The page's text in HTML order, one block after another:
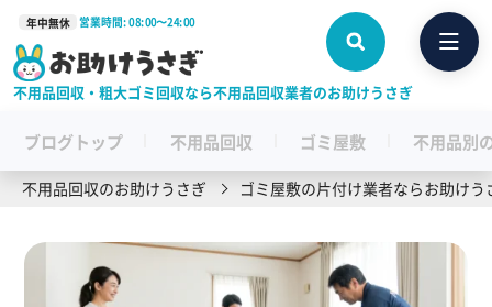
年中無休 営業時間: 08:00〜24:00
不用品回収・粗大ゴミ回収なら不用品回収業者のお助けうさぎ
ブログトップ 不用品回収 ゴミ屋敷 不用品別
不用品回収のお助けうさぎ ゴミ屋敷の片付け業者ならお助けう